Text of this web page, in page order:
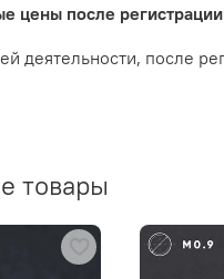
цены после регистрации
деятельности, после
товары